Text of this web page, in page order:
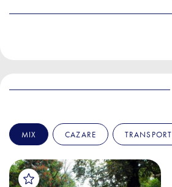
MIX CAZARE TRANSPORT